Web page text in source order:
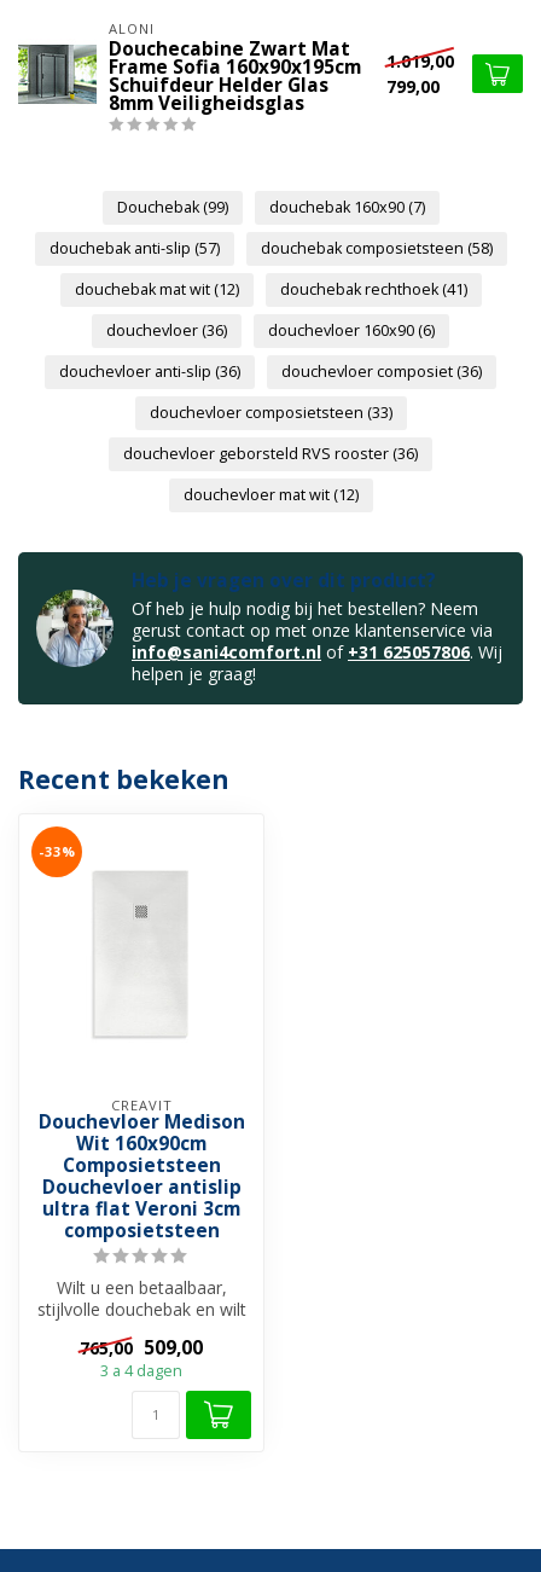
ALONI
Douchecabine Zwart Mat
Frame Sofia 160x90x195cm
Schuifdeur Helder Glas
8mm Veiligheidsglas
1.019,00
799,00
Douchebak(99) douchebak 160x90(7)
douchebak anti-slip (57) douchebak composietsteen (58)
douchebak mat wit(12) douchebak rechthoek(41)
douchevloer(36) douchevloer 160x90(6)
douchevloer anti-slip (36) douchevloer composiet(36)
douchevloer composietsteen (33)
douchevloer geborsteld RVS rooster(36)
douchevloer mat wit(12)
Heb je vragen over dit product?
Of heb je hulp nodig bij het bestellen? Neem
gerust contact op met onze klantenservice via
info@sani4comfort.nl of +31 625057806. Wij
helpen je graag!
Recent bekeken
-33%
CREAVIT
Douchevloer Medison
Wit 160x90cm
Composietsteen
Douchevloer antislip
ultra flat Veroni 3cm
composietsteen
Wilt u een betaalbaar,
stijlvolle douchebak en wilt
u uw douche een onderdeel
v...
765,00 509,00
3 a 4 dagen